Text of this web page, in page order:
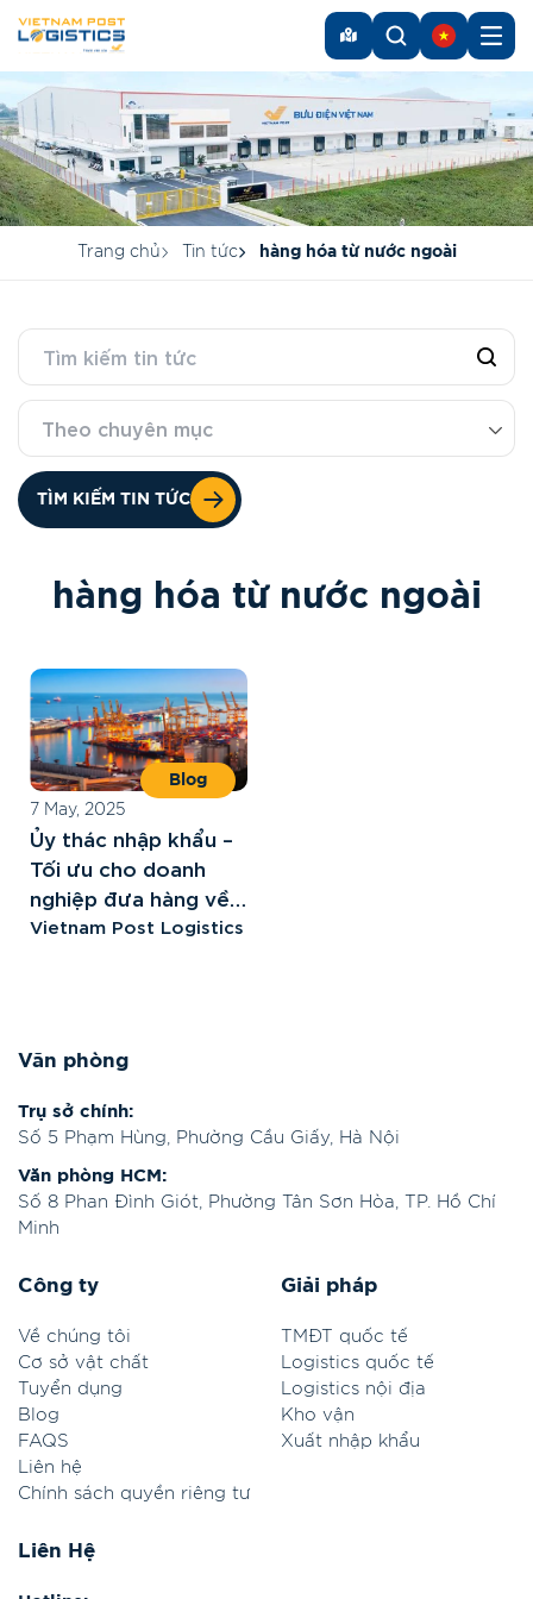
Trang chủ Tin tức hàng hóa từ nước ngoài
Theo chuyên mục
TÌM KIẾM TIN TỨC
hàng hóa từ nước ngoài
Blog
7 May, 2025
Ủy thác nhập khẩu –
Tối ưu cho doanh
nghiệp đưa hàng về
Việt Nam
Vietnam Post Logistics
Văn phòng
Trụ sở chính:
Số 5 Phạm Hùng, Phường Cầu Giấy, Hà Nội
Văn phòng HCM:
Số 8 Phan Đình Giót, Phường Tân Sơn Hòa, TP. Hồ Chí
Minh
Liên Hệ
Công ty
Về chúng tôi
Cơ sở vật chất
Tuyển dụng
Blog
FAQS
Liên hệ
Chính sách quyền riêng tư
Giải pháp
TMĐT quốc tế
Logistics quốc tế
Logistics nội địa
Kho vận
Xuất nhập khẩu